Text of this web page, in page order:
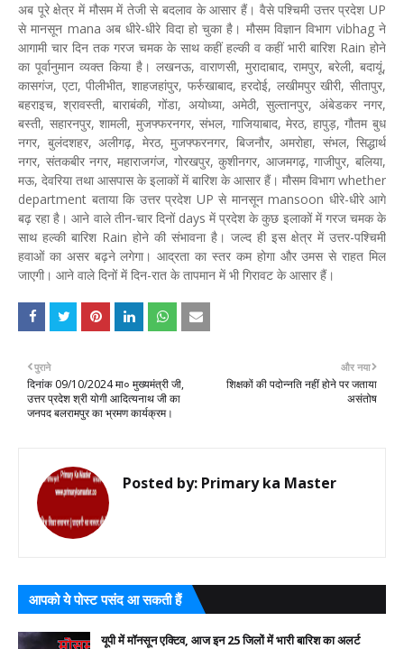
अब पूरे क्षेत्र में मौसम में तेजी से बदलाव के आसार हैं। वैसे पश्चिमी उत्तर प्रदेश UP
से मानसून mana अब धीरे-धीरे विदा हो चुका है। मौसम विज्ञान विभाग vibhag ने
आगामी चार दिन तक गरज चमक के साथ कहीं हल्की व कहीं भारी बारिश Rain होने
का पूर्वानुमान व्यक्त किया है। लखनऊ, वाराणसी, मुरादाबाद, रामपुर, बरेली, बदायूं,
कासगंज, एटा, पीलीभीत, शाहजहांपुर, फर्रुखाबाद, हरदोई, लखीमपुर खीरी, सीतापुर,
बहराइच, श्रावस्ती, बाराबंकी, गोंडा, अयोध्या, अमेठी, सुल्तानपुर, अंबेडकर नगर,
बस्ती, सहारनपुर, शामली, मुजफ्फरनगर, संभल, गाजियाबाद, मेरठ, हापुड़, गौतम बुध
नगर, बुलंदशहर, अलीगढ़, मेरठ, मुजफ्फरनगर, बिजनौर, अमरोहा, संभल, सिद्धार्थ
नगर, संतकबीर नगर, महाराजगंज, गोरखपुर, कुशीनगर, आजमगढ़, गाजीपुर, बलिया,
मऊ, देवरिया तथा आसपास के इलाकों में बारिश के आसार हैं। मौसम विभाग whether
department बताया कि उत्तर प्रदेश UP से मानसून mansoon धीरे-धीरे आगे
बढ़ रहा है। आने वाले तीन-चार दिनों days में प्रदेश के कुछ इलाकों में गरज चमक के
साथ हल्की बारिश Rain होने की संभावना है। जल्द ही इस क्षेत्र में उत्तर-पश्चिमी
हवाओं का असर बढ़ने लगेगा। आद्रता का स्तर कम होगा और उमस से राहत मिल
जाएगी। आने वाले दिनों में दिन-रात के तापमान में भी गिरावट के आसार हैं।
और नया
शिक्षकों की पदोन्नति नहीं होने पर जताया
असंतोष
पुराने
दिनांक 09/10/2024 मा० मुख्यमंत्री जी,
उत्तर प्रदेश श्री योगी आदित्यनाथ जी का
जनपद बलरामपुर का भ्रमण कार्यक्रम।
Posted by: Primary ka Master
आपको ये पोस्ट पसंद आ सकती हैं
यूपी में मॉनसून एक्टिव, आज इन 25 जिलों में भारी बारिश का अलर्ट